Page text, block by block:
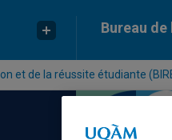
Bureau
et de la réussite étudiante